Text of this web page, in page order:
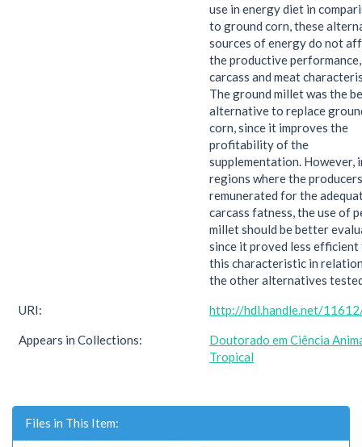
use in energy diet in
to ground corn, these
sources of energy do not
the productive performance,
carcass and meat
The ground millet was the
alternative to replace
corn, since it improves the
profitability of the
supplementation. However,
regions where the
remunerated for the
carcass fatness, the use of
millet should be better
since it proved less
this characteristic in
the other alternatives
URI: http://hdl.handle.net/
Appears in Collections:
Doutorado em Ciência
Tropical
Files in This Item: